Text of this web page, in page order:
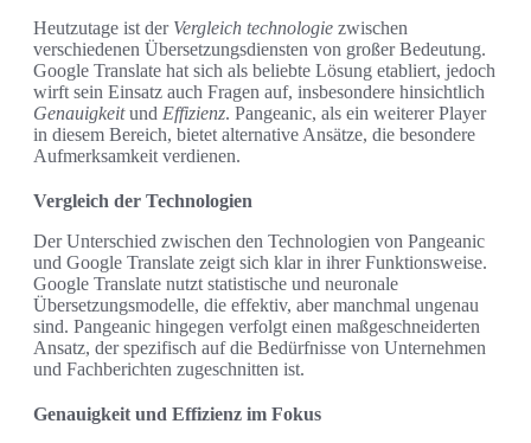
Heutzutage ist der Vergleich technologie zwischen
verschiedenen Übersetzungsdiensten von großer Bedeutung.
Google Translate hat sich als beliebte Lösung etabliert, jedoch
wirft sein Einsatz auch Fragen auf, insbesondere hinsichtlich
Genauigkeitund Effizienz. Pangeanic, als ein weiterer Player
in diesem Bereich, bietet alternative Ansätze, die besondere
Aufmerksamkeit verdienen.
Vergleich der Technologien
Der Unterschied zwischen den Technologien von Pangeanic
und Google Translate zeigt sich klar in ihrer Funktionsweise.
Google Translate nutzt statistische und neuronale
Übersetzungsmodelle, die effektiv, aber manchmal ungenau
sind. Pangeanic hingegen verfolgt einen maßgeschneiderten
Ansatz, der spezifisch auf die Bedürfnisse von Unternehmen
und Fachberichten zugeschnitten ist.
Genauigkeit und Effizienz im Fokus